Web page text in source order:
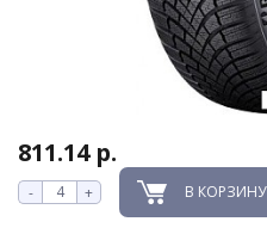
811.14 р.
- + В КОРЗИНУ